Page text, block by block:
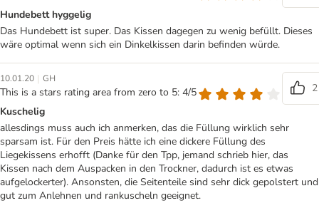
Hundebett hyggelig
Das Hundebett ist super. Das Kissen dagegen zu wenig befüllt. Dieses
wäre optimal wenn sich ein Dinkelkissen darin befinden würde.
10.01.20 | GH
This is a stars rating area from zero to 5: 4/5
2
Kuschelig
allesdings muss auch ich anmerken, das die Füllung wirklich sehr
sparsam ist. Für den Preis hätte ich eine dickere Füllung des
Liegekissens erhofft (Danke für den Tpp, jemand schrieb hier, das
Kissen nach dem Auspacken in den Trockner, dadurch ist es etwas
aufgelockerter). Ansonsten, die Seitenteile sind sehr dick gepolstert und
gut zum Anlehnen und rankuscheln geeignet.